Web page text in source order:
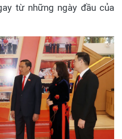
từ những ngày đầu của